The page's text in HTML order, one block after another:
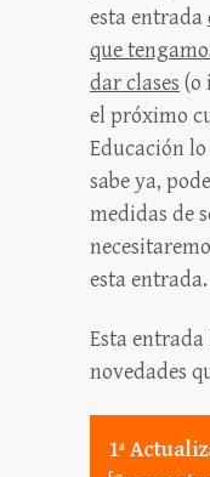
esta entrada
que
dar clases (o
el próximo
Educación
sabe ya,
medidas de
esta entrada.
Esta
novedades
1ª